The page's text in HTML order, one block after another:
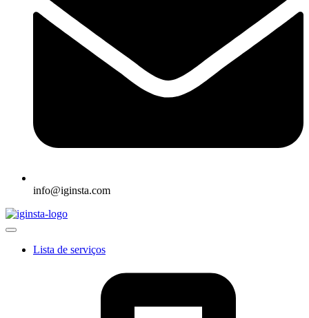
info@iginsta.com
Lista de serviços